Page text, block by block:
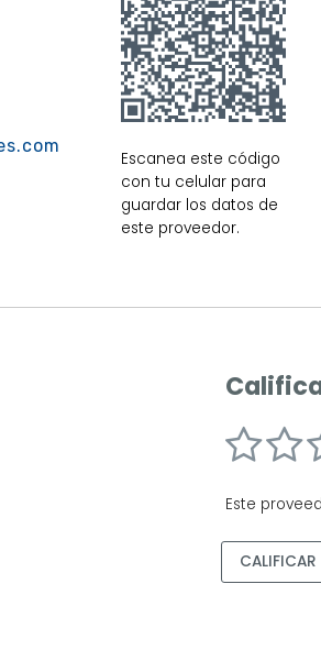
Escanea este código
con tu celular para
guardar los datos de
este proveedor.
Este
CALIFICAR